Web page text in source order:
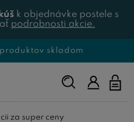
k objednávke postele s
podrobnosti akcie.
skladom
Napíšte,
čo
za super ceny